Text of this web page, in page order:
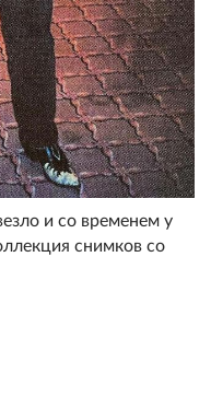
и со временем у
снимков со